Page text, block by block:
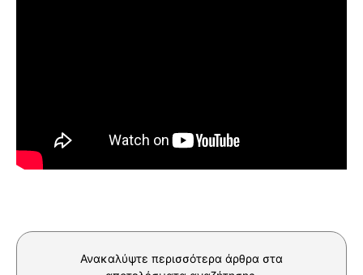
Ανακαλύψτε περισσότερα άρθρα στα